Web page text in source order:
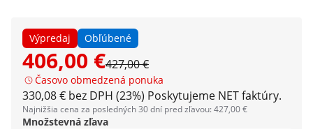
Výpredaj Obľúbené
406,00 €427,00 €
Časovo obmedzená ponuka
330,08 € bez DPH (23%) Poskytujeme NET faktúry.
Najnižšia cena za posledných 30 dní pred zľavou: 427,00 €
Množstevná zľava